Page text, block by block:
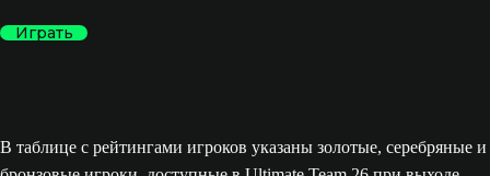
Играть
В таблице с рейтингами игроков указаны золотые, серебряные и